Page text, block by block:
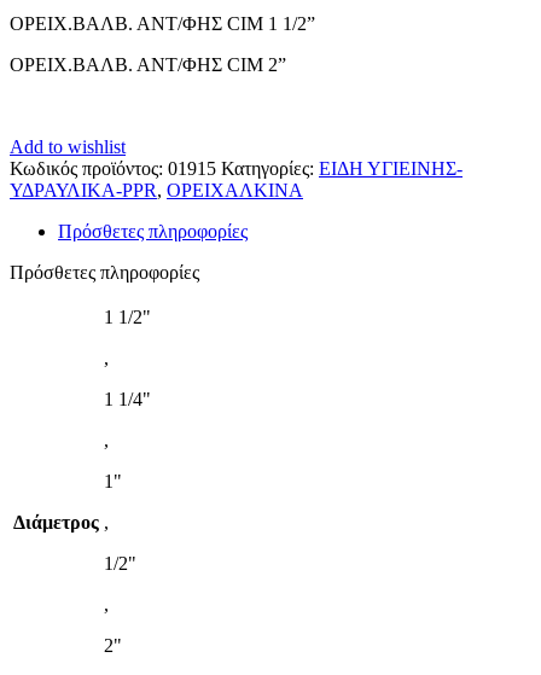
ΟΡΕΙΧ.ΒΑΛΒ. ΑΝΤ/ΦΗΣ CIM 1 1/2”
ΟΡΕΙΧ.ΒΑΛΒ. ΑΝΤ/ΦΗΣ CIM 2”
Add to wishlist
Κωδικός προϊόντος: 01915 Κατηγορίες: ΕΙΔΗ ΥΓΙΕΙΝΗΣ-
ΥΔΡΑΥΛΙΚΑ-PPR, ΟΡΕΙΧΑΛΚΙΝΑ
Πρόσθετες πληροφορίες
Πρόσθετες πληροφορίες
Διάμετρος
1 1/2"
,
1 1/4"
,
1"
,
1/2"
,
2"